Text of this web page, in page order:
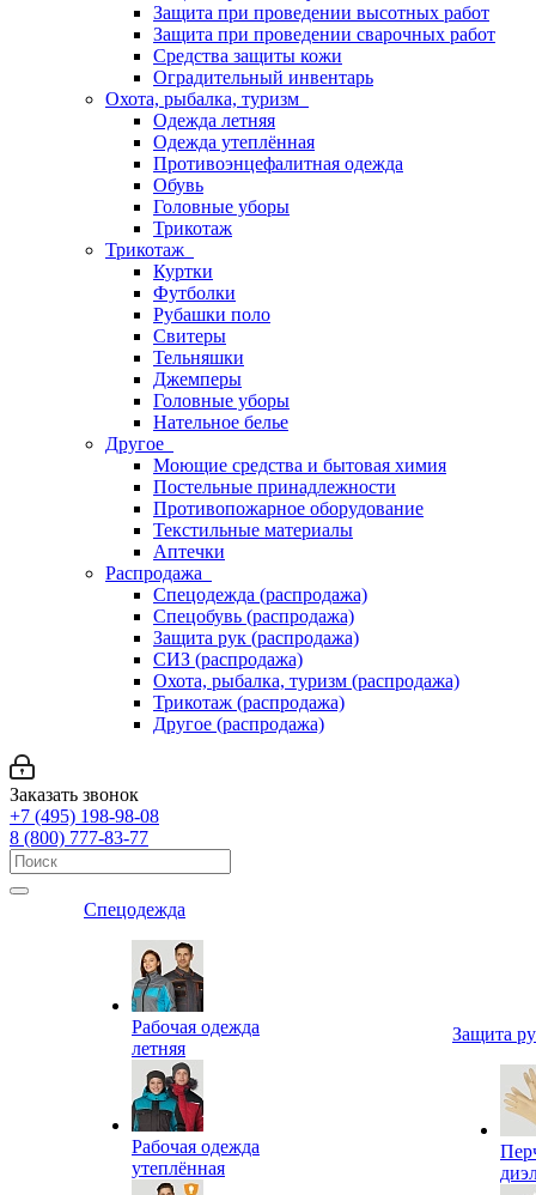
Защита при проведении высотных работ
Защита при проведении сварочных работ
Средства защиты кожи
Оградительный инвентарь
Охота, рыбалка, туризм
Одежда летняя
Одежда утеплённая
Противоэнцефалитная одежда
Обувь
Головные уборы
Трикотаж
Трикотаж
Куртки
Футболки
Рубашки поло
Свитеры
Тельняшки
Джемперы
Головные уборы
Нательное белье
Другое
Моющие средства и бытовая химия
Постельные принадлежности
Противопожарное оборудование
Текстильные материалы
Аптечки
Распродажа
Спецодежда (распродажа)
Спецобувь (распродажа)
Защита рук (распродажа)
СИЗ (распродажа)
Охота, рыбалка, туризм (распродажа)
Трикотаж (распродажа)
Другое (распродажа)
Заказать звонок
+7 (495) 198-98-08
8 (800) 777-83-77
Спецодежда
Рабочая одежда
летняя
Рабочая одежда
утеплённая
Защита